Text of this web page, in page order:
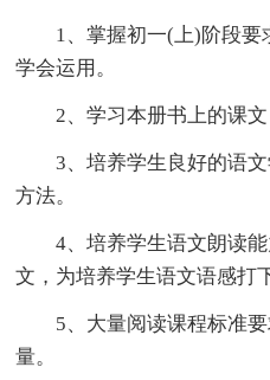
1、掌握初一(上)阶段
学会运用。
2、学习本册书上的课
3、培养学生良好的语
方法。
4、培养学生语文朗读
文，为培养学生语文语感打
5、大量阅读课程标准
量。